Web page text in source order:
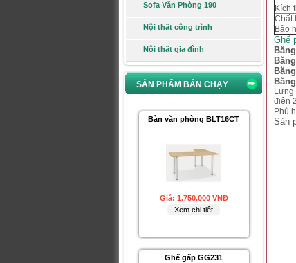
Sofa Văn Phòng 190
Nội thất công trình
Nội thất gia đình
SẢN PHẨM BÁN CHẠY
Giá:748.000 VNĐ
Xem chi tiết
Bàn văn phòng BLT16CT
1.750.000 VNĐ
Xem chi tiết
Ghế gấp GG231
Kích
Chất
Bảo
Ghế
Lưng
điện
Phù
Sản